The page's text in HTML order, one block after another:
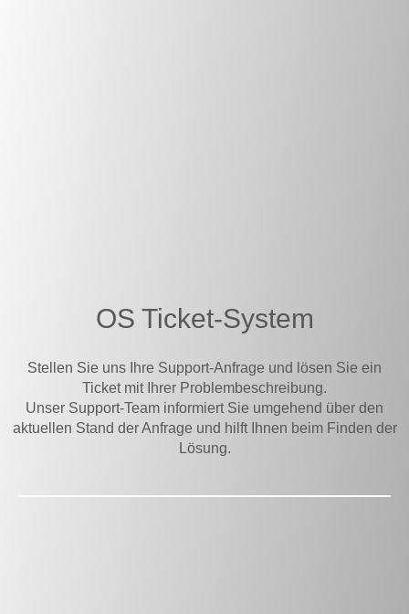
OS Ticket-System
Stellen Sie uns Ihre Support-Anfrage und lösen Sie ein
Ticket mit Ihrer Problembeschreibung.
Unser Support-Team informiert Sie umgehend über den
aktuellen Stand der Anfrage und hilft Ihnen beim Finden der
Lösung.